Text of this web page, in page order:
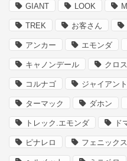
GIANT LOOK
TREK お客さん
アンカー エモンダ
キャノンデール クロ
コルナゴ ジャイアント
ターマック ダホン
トレック.エモンダ ド
ピナレロ フェニックス